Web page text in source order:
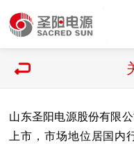
山东圣阳电源股份有限
上市，市场地位居国内